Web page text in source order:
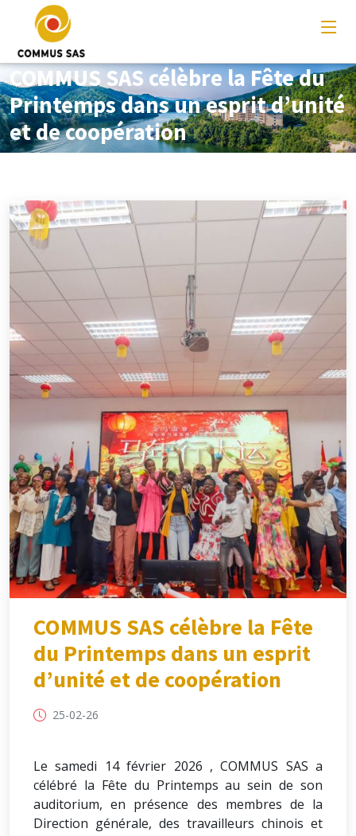
COMMUS SAS célèbre la Fête du
Printemps dans un esprit d’unité
et de coopération
COMMUS SAS célèbre la Fête
du Printemps dans un esprit
d’unité et de coopération
25-02-26
Le samedi 14 février 2026 , COMMUS SAS a
célébré la Fête du Printemps au sein de son
auditorium, en présence des membres de la
Direction générale, des travailleurs chinois et